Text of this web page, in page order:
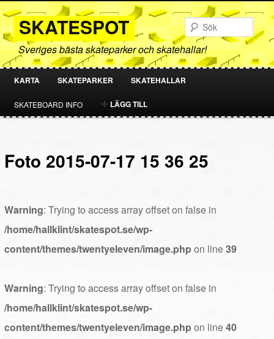
SKATESPOT
Sveriges bästa skateparker och skatehallar!
HOPPA
TILL
HOPPA
TILL
KARTA SKATEPARKER SKATEHALLAR
SKATEBOARD INFO LÄGG TILL
Foto 2015-07-17 15 36 25
Warning: Trying to access array offset on false in
/home/hallklint/skatespot.se/wp-
content/themes/twentyeleven/image.php on line39
Warning: Trying to access array offset on false in
/home/hallklint/skatespot.se/wp-
content/themes/twentyeleven/image.php on line40